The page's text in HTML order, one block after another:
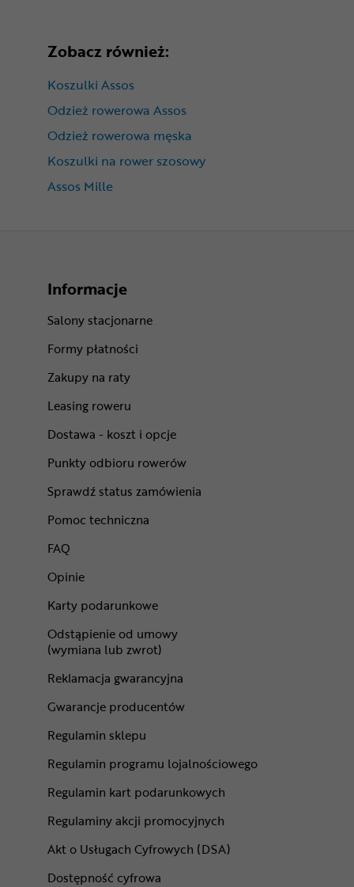
Zobacz również:
Koszulki Assos
Odzież rowerowa Assos
Odzież rowerowa męska
Koszulki na rower szosowy
Assos Mille
Informacje
Salony stacjonarne
Formy płatności
Zakupy na raty
Leasing roweru
Dostawa - koszt i opcje
Punkty odbioru rowerów
Sprawdź status zamówienia
Pomoc techniczna
FAQ
Opinie
Karty podarunkowe
Odstąpienie od umowy
(wymiana lub zwrot)
Reklamacja gwarancyjna
Gwarancje producentów
Regulamin sklepu
Regulamin programu lojalnościowego
Regulamin kart podarunkowych
Regulaminy akcji promocyjnych
Akt o Usługach Cyfrowych (DSA)
Dostępność cyfrowa